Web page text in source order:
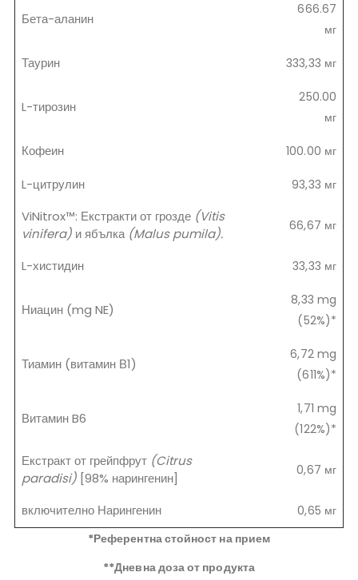
Бета-аланин
666.67
мг
Таурин 333,33 мг
L-тирозин
250.00
мг
Кофеин 100.00 мг
L-цитрулин 93,33 мг
ViNitrox™: Екстракти от грозде (Vitis
vinifera)и ябълка (Malus pumila). 66,67 мг
L-хистидин 33,33 мг
Ниацин (mg NE)
8,33 mg
(52%)*
Тиамин (витамин В1)
6,72 mg
(611%)*
Витамин B6
1,71 mg
(122%)*
Екстракт от грейпфрут (Citrus
paradisi)[98% нарингенин] 0,67 мг
включително Нарингенин
0,65 мг
*Референтна стойност на прием
**Дневна доза от продукта